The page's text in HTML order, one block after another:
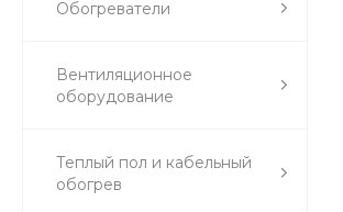
Обогреватели
Вентиляционное
оборудование
Теплый пол и кабельный
обогрев